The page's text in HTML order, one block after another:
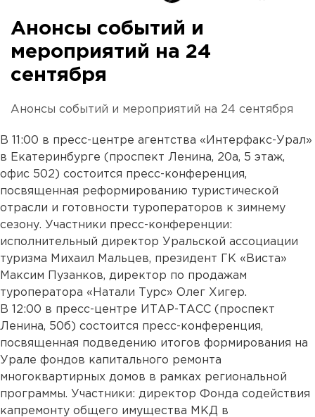
Анонсы событий и
мероприятий на 24
сентября
Анонсы событий и мероприятий на 24 сентября
В 11:00 в пресс-центре агентства «Интерфакс-Урал»
в Екатеринбурге (проспект Ленина, 20а, 5 этаж,
офис 502) состоится пресс-конференция,
посвященная реформированию туристической
отрасли и готовности туроператоров к зимнему
сезону. Участники пресс-конференции:
исполнительный директор Уральской ассоциации
туризма Михаил Мальцев, президент ГК «Виста»
Максим Пузанков, директор по продажам
туроператора «Натали Турс» Олег Хигер.
В 12:00 в пресс-центре ИТАР-ТАСС (проспект
Ленина, 50б) состоится пресс-конференция,
посвященная подведению итогов формирования на
Урале фондов капитального ремонта
многоквартирных домов в рамках региональной
программы. Участники: директор Фонда содействия
капремонту общего имущества МКД в